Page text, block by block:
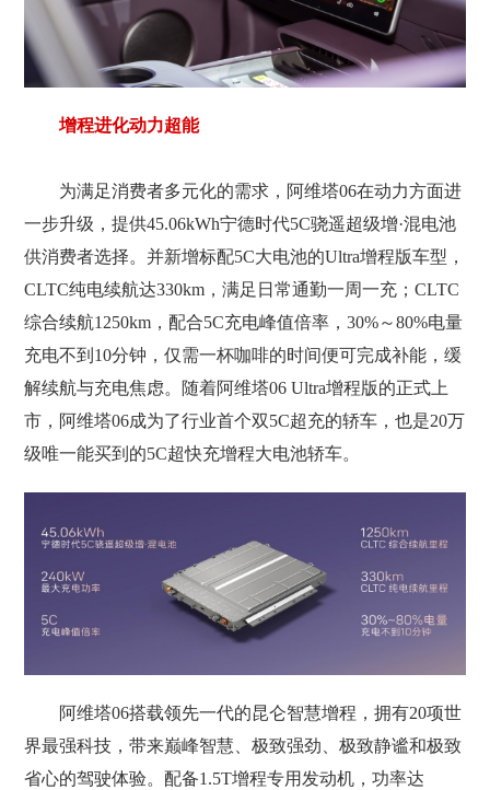
增程进化动力超能
为满足消费者多元化的需求，阿维塔06在动力方面进
一步升级，提供45.06kWh宁德时代5C骁遥超级增·混电池
供消费者选择。并新增标配5C大电池的Ultra增程版车型，
CLTC纯电续航达330km，满足日常通勤一周一充；CLTC
综合续航1250km，配合5C充电峰值倍率，30%～80%电量
充电不到10分钟，仅需一杯咖啡的时间便可完成补能，缓
解续航与充电焦虑。随着阿维塔06 Ultra增程版的正式上
市，阿维塔06成为了行业首个双5C超充的轿车，也是20万
级唯一能买到的5C超快充增程大电池轿车。
阿维塔06搭载领先一代的昆仑智慧增程，拥有20项世
界最强科技，带来巅峰智慧、极致强劲、极致静谧和极致
省心的驾驶体验。配备1.5T增程专用发动机，功率达